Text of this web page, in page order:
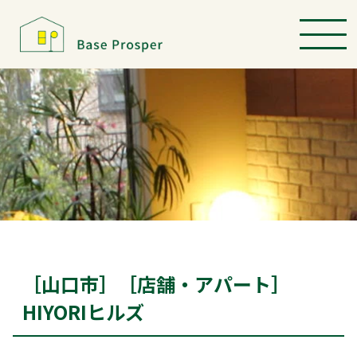
［山口市］［店舗・アパート］
HIYORIヒルズ